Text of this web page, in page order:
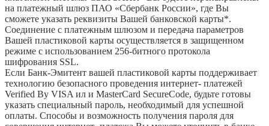
на платежный шлюз ПАО «Сбербанк России», где Вы
сможете указать реквизиты Вашей банковской карты*.
Соединение с платежным шлюзом и передача параметров
Вашей пластиковой карты осуществляется в защищенном
режиме с использованием 256-битного протокола
шифрования SSL.
Если Банк-Эмитент вашей пластиковой карты поддерживает
технологию безопасного проведения интернет- платежей
Verified By VISA ил и MasterCard SecureCode, будьте готовы
указать специальный пароль, необходимый для успешной
оплаты. Способы и возможность получения пароля для